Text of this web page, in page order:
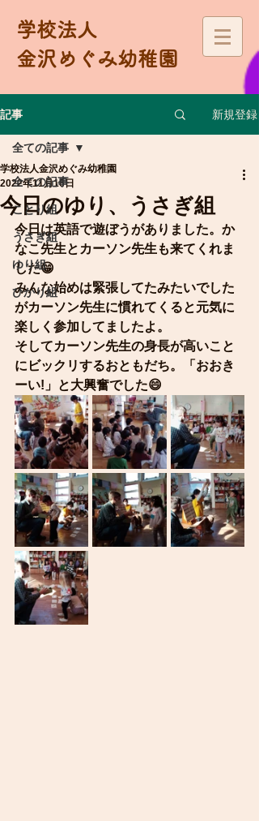
学校法人
金沢めぐみ幼稚園
記事 新規登録
全ての記事
ことり組
うさぎ組
ゆり組
ひかり組
全ての記事
今日のゆり、うさぎ組
学校法人金沢めぐみ幼稚園
2022年11月16日
今日は英語で遊ぼうがありました。か
なこ先生とカーソン先生も来てくれま
した😁
みんな始めは緊張してたみたいでした
がカーソン先生に慣れてくると元気に
楽しく参加してましたよ。
そしてカーソン先生の身長が高いこと
にビックリするおともだち。「おおき
ーい!」と大興奮でした😄